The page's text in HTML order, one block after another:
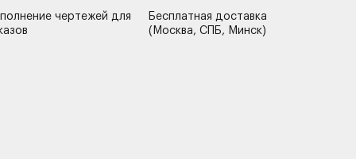
чертежей для
Бесплатная доставка
(Москва, СПБ, Минск)